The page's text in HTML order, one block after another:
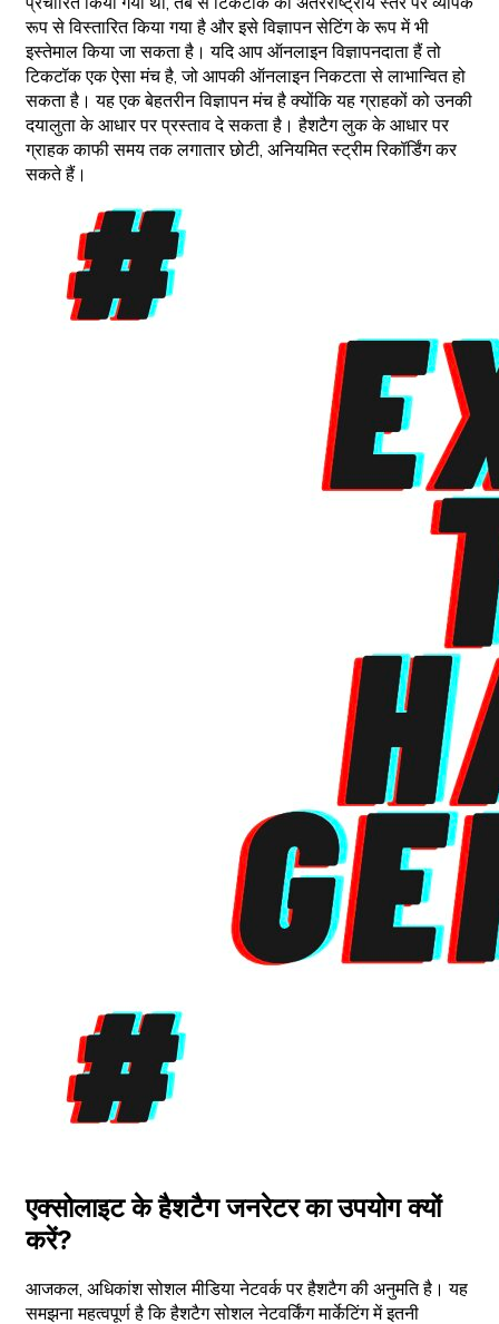
रूप से विस्तारित किया गया है और इसे विज्ञापन सेटिंग के रूप में भी
इस्तेमाल किया जा सकता है। यदि आप ऑनलाइन विज्ञापनदाता हैं तो
टिकटॉक एक ऐसा मंच है, जो आपकी ऑनलाइन निकटता से लाभान्वित हो
सकता है। यह एक बेहतरीन विज्ञापन मंच है क्योंकि यह ग्राहकों को उनकी
दयालुता के आधार पर प्रस्ताव दे सकता है। हैशटैग लुक के आधार पर
ग्राहक काफी समय तक लगातार छोटी, अनियमित स्ट्रीम रिकॉर्डिंग कर
सकते हैं।
एक्सोलाइट के हैशटैग जनरेटर का उपयोग क्यों
करें?
आजकल, अधिकांश सोशल मीडिया नेटवर्क पर हैशटैग की अनुमति है। यह
समझना महत्वपूर्ण है कि हैशटैग सोशल नेटवर्किंग मार्केटिंग में इतनी